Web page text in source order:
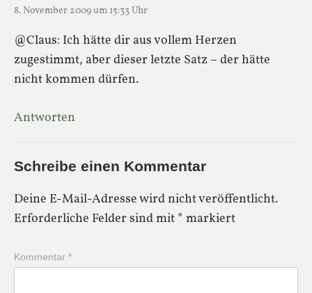
8. November 2009 um 15:33 Uhr
@Claus: Ich hätte dir aus vollem Herzen
zugestimmt, aber dieser letzte Satz – der hätte
nicht kommen dürfen.
Antworten
Schreibe einen Kommentar
Deine E-Mail-Adresse wird nicht veröffentlicht.
Erforderliche Felder sind mit * markiert
Kommentar *